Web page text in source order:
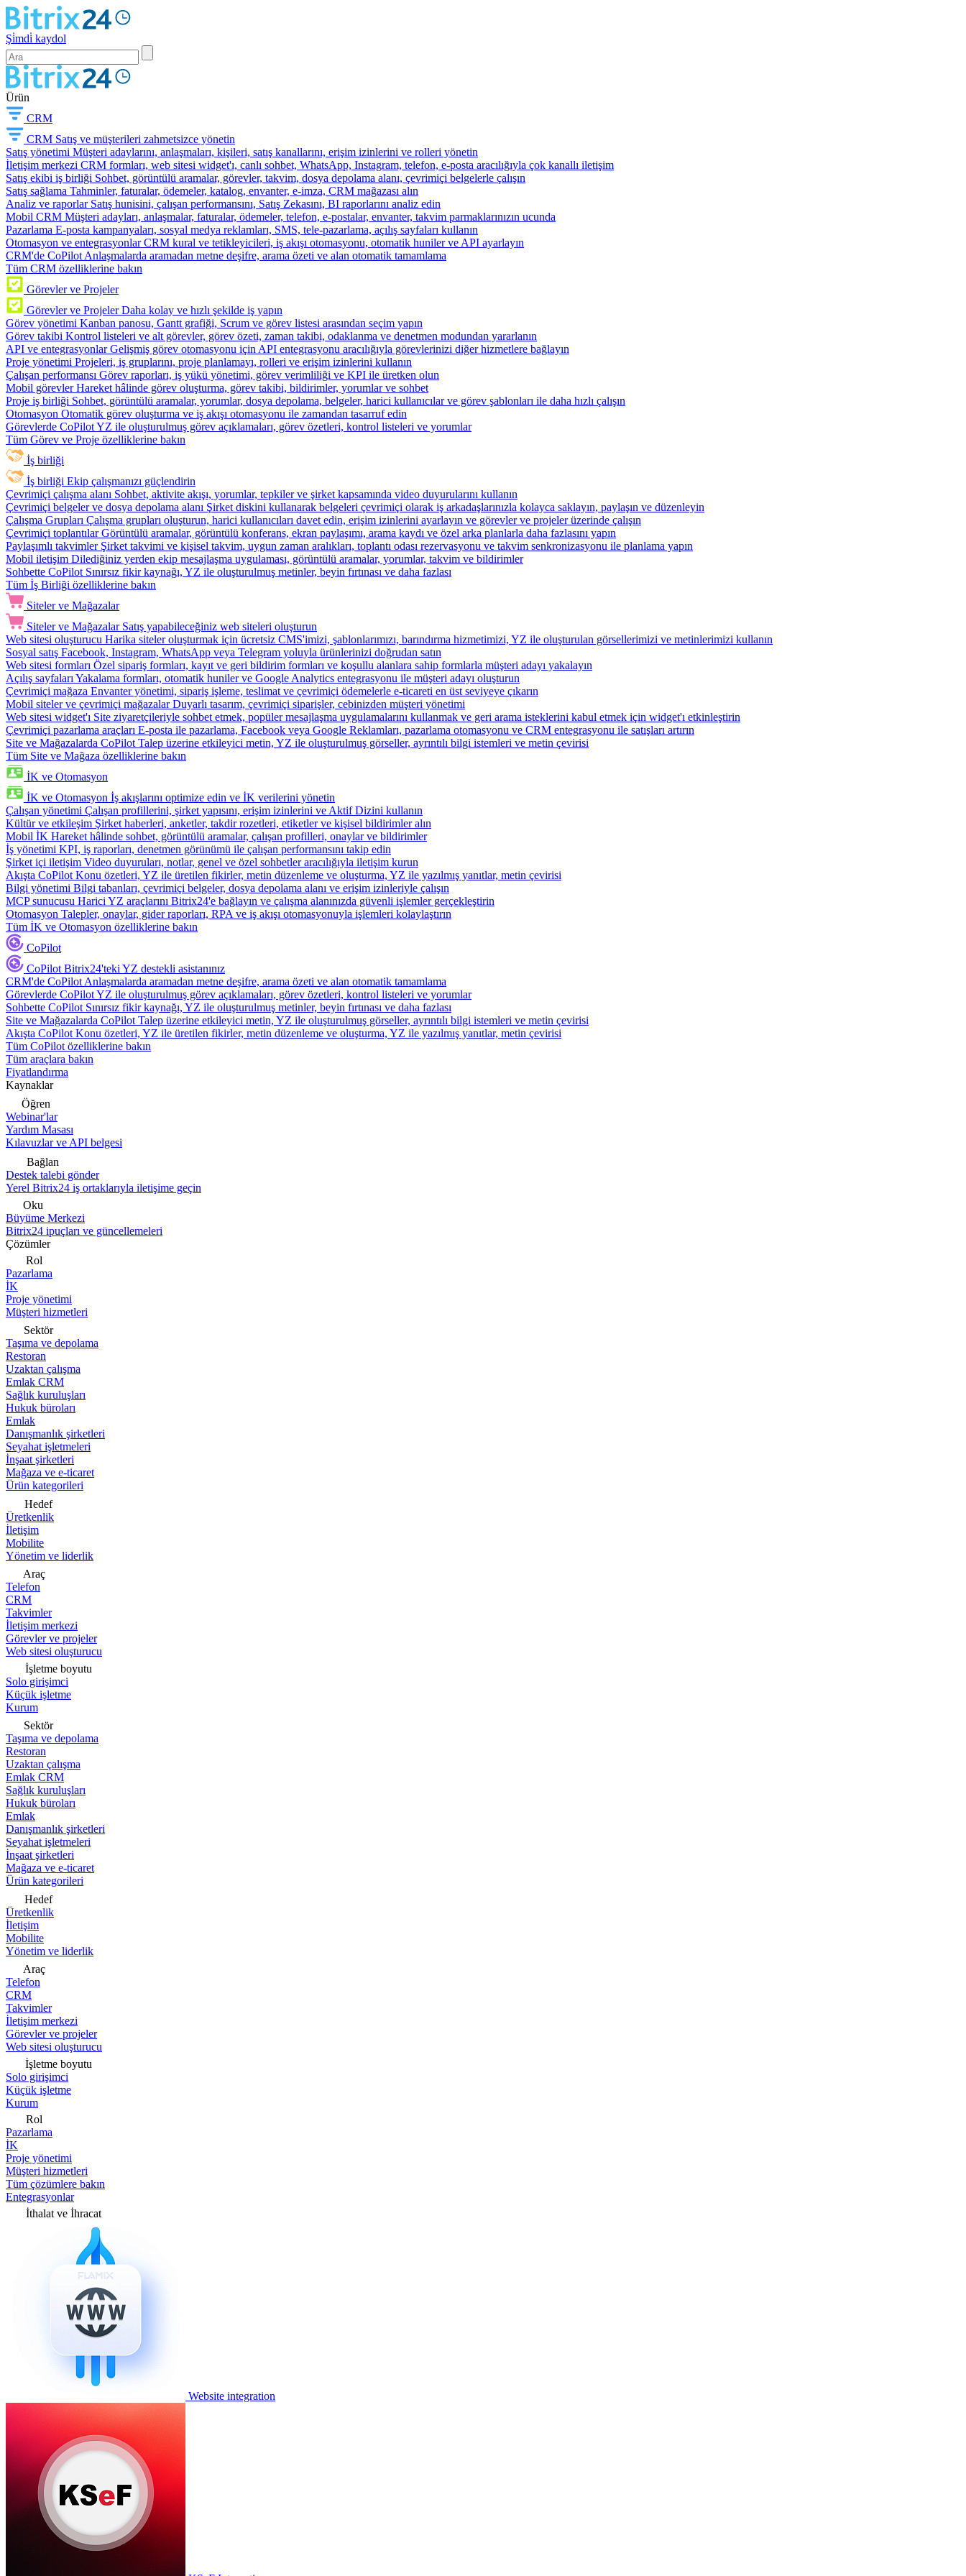
Şi̇mdi̇ kaydol
Ürün
CRM
CRM Satış ve müşterileri zahmetsizce yönetin
Satış yönetimi Müşteri adaylarını, anlaşmaları, kişileri, satış kanallarını, erişim izinlerini ve rolleri yönetin
İletişim merkezi CRM formları, web sitesi widget'ı, canlı sohbet, WhatsApp, Instagram, telefon, e-posta aracılığıyla çok kanallı iletişim
Satış ekibi iş birliği Sohbet, görüntülü aramalar, görevler, takvim, dosya depolama alanı, çevrimiçi belgelerle çalışın
Satış sağlama Tahminler, faturalar, ödemeler, katalog, envanter, e-imza, CRM mağazası alın
Analiz ve raporlar Satış hunisini, çalışan performansını, Satış Zekasını, BI raporlarını analiz edin
Mobil CRM Müşteri adayları, anlaşmalar, faturalar, ödemeler, telefon, e-postalar, envanter, takvim parmaklarınızın ucunda
Pazarlama E-posta kampanyaları, sosyal medya reklamları, SMS, tele-pazarlama, açılış sayfaları kullanın
Otomasyon ve entegrasyonlar CRM kural ve tetikleyicileri, iş akışı otomasyonu, otomatik huniler ve API ayarlayın
CRM'de CoPilot Anlaşmalarda aramadan metne deşifre, arama özeti ve alan otomatik tamamlama
Tüm CRM özelliklerine bakın
Görevler ve Projeler
Görevler ve Projeler Daha kolay ve hızlı şekilde iş yapın
Görev yönetimi Kanban panosu, Gantt grafiği, Scrum ve görev listesi arasından seçim yapın
Görev takibi Kontrol listeleri ve alt görevler, görev özeti, zaman takibi, odaklanma ve denetmen modundan yararlanın
API ve entegrasyonlar Gelişmiş görev otomasyonu için API entegrasyonu aracılığıyla görevlerinizi diğer hizmetlere bağlayın
Proje yönetimi Projeleri, iş gruplarını, proje planlamayı, rolleri ve erişim izinlerini kullanın
Çalışan performansı Görev raporları, iş yükü yönetimi, görev verimliliği ve KPI ile üretken olun
Mobil görevler Hareket hâlinde görev oluşturma, görev takibi, bildirimler, yorumlar ve sohbet
Proje iş birliği Sohbet, görüntülü aramalar, yorumlar, dosya depolama, belgeler, harici kullanıcılar ve görev şablonları ile daha hızlı çalışın
Otomasyon Otomatik görev oluşturma ve iş akışı otomasyonu ile zamandan tasarruf edin
Görevlerde CoPilotYZ ile oluşturulmuş görev açıklamaları, görev özetleri, kontrol listeleri ve yorumlar
Tüm Görev ve Proje özelliklerine bakın
İş birliği
İş birliği Ekip çalışmanızı güçlendirin
Çevrimiçi çalışma alanı Sohbet, aktivite akışı, yorumlar, tepkiler ve şirket kapsamında video duyurularını kullanın
Çevrimiçi belgeler ve dosya depolama alanı Şirket diskini kullanarak belgeleri çevrimiçi olarak iş arkadaşlarınızla kolayca saklayın, paylaşın ve düzenleyin
Çalışma Grupları Çalışma grupları oluşturun, harici kullanıcıları davet edin, erişim izinlerini ayarlayın ve görevler ve projeler üzerinde çalışın
Çevrimiçi toplantılar Görüntülü aramalar, görüntülü konferans, ekran paylaşımı, arama kaydı ve özel arka planlarla daha fazlasını yapın
Paylaşımlı takvimler Şirket takvimi ve kişisel takvim, uygun zaman aralıkları, toplantı odası rezervasyonu ve takvim senkronizasyonu ile planlama yapın
Mobil iletişim Dilediğiniz yerden ekip mesajlaşma uygulaması, görüntülü aramalar, yorumlar, takvim ve bildirimler
Sohbette CoPilot Sınırsız fikir kaynağı, YZ ile oluşturulmuş metinler, beyin fırtınası ve daha fazlası
Tüm İş Birliği özelliklerine bakın
Siteler ve Mağazalar
Siteler ve Mağazalar Satış yapabileceğiniz web siteleri oluşturun
Web sitesi oluşturucu Harika siteler oluşturmak için ücretsiz CMS'imizi, şablonlarımızı, barındırma hizmetimizi, YZ ile oluşturulan görsellerimizi ve metinlerimizi kullanın
Sosyal satış Facebook, Instagram, WhatsApp veya Telegram yoluyla ürünlerinizi doğrudan satın
Web sitesi formları Özel sipariş formları, kayıt ve geri bildirim formları ve koşullu alanlara sahip formlarla müşteri adayı yakalayın
Açılış sayfaları Yakalama formları, otomatik huniler ve Google Analytics entegrasyonu ile müşteri adayı oluşturun
Çevrimiçi mağaza Envanter yönetimi, sipariş işleme, teslimat ve çevrimiçi ödemelerle e-ticareti en üst seviyeye çıkarın
Mobil siteler ve çevrimiçi mağazalar Duyarlı tasarım, çevrimiçi siparişler, cebinizden müşteri yönetimi
Web sitesi widget'ı Site ziyaretçileriyle sohbet etmek, popüler mesajlaşma uygulamalarını kullanmak ve geri arama isteklerini kabul etmek için widget'ı etkinleştirin
Çevrimiçi pazarlama araçları E-posta ile pazarlama, Facebook veya Google Reklamları, pazarlama otomasyonu ve CRM entegrasyonu ile satışları artırın
Site ve Mağazalarda CoPilot Talep üzerine etkileyici metin, YZ ile oluşturulmuş görseller, ayrıntılı bilgi istemleri ve metin çevirisi
Tüm Site ve Mağaza özelliklerine bakın
İK ve Otomasyon
İK ve Otomasyon İş akışlarını optimize edin ve İK verilerini yönetin
Çalışan yönetimi Çalışan profillerini, şirket yapısını, erişim izinlerini ve Aktif Dizini kullanın
Kültür ve etkileşim Şirket haberleri, anketler, takdir rozetleri, etiketler ve kişisel bildirimler alın
Mobil İK Hareket hâlinde sohbet, görüntülü aramalar, çalışan profilleri, onaylar ve bildirimler
İş yönetimi KPI, iş raporları, denetmen görünümü ile çalışan performansını takip edin
Şirket içi iletişim Video duyuruları, notlar, genel ve özel sohbetler aracılığıyla iletişim kurun
Akışta CoPilot Konu özetleri, YZ ile üretilen fikirler, metin düzenleme ve oluşturma, YZ ile yazılmış yanıtlar, metin çevirisi
Bilgi yönetimi Bilgi tabanları, çevrimiçi belgeler, dosya depolama alanı ve erişim izinleriyle çalışın
MCP sunucusu Harici YZ araçlarını Bitrix24'e bağlayın ve çalışma alanınızda güvenli işlemler gerçekleştirin
Otomasyon Talepler, onaylar, gider raporları, RPA ve iş akışı otomasyonuyla işlemleri kolaylaştırın
Tüm İK ve Otomasyon özelliklerine bakın
CoPilot
CoPilot Bitrix24'teki YZ destekli asistanınız
CRM'de CoPilot Anlaşmalarda aramadan metne deşifre, arama özeti ve alan otomatik tamamlama
Görevlerde CoPilotYZ ile oluşturulmuş görev açıklamaları, görev özetleri, kontrol listeleri ve yorumlar
Sohbette CoPilot Sınırsız fikir kaynağı, YZ ile oluşturulmuş metinler, beyin fırtınası ve daha fazlası
Site ve Mağazalarda CoPilot Talep üzerine etkileyici metin, YZ ile oluşturulmuş görseller, ayrıntılı bilgi istemleri ve metin çevirisi
Akışta CoPilot Konu özetleri, YZ ile üretilen fikirler, metin düzenleme ve oluşturma, YZ ile yazılmış yanıtlar, metin çevirisi
Tüm CoPilot özelliklerine bakın
Tüm araçlara bakın
Fiyatlandırma
Kaynaklar
Öğren
Webinar'lar
Yardım Masası
Kılavuzlar ve API belgesi
Bağlan
Destek talebi gönder
Yerel Bitrix24 iş ortaklarıyla iletişime geçin
Oku
Büyüme Merkezi
Bitrix24 ipuçları ve güncellemeleri
Çözümler
Rol
Pazarlama
İK
Proje yönetimi
Müşteri hizmetleri
Sektör
Taşıma ve depolama
Restoran
Uzaktan çalışma
Emlak CRM
Sağlık kuruluşları
Hukuk büroları
Emlak
Danışmanlık şirketleri
Seyahat işletmeleri
İnşaat şirketleri
Mağaza ve e-ticaret
Ürün kategorileri
Hedef
Üretkenlik
İletişim
Mobilite
Yönetim ve liderlik
Araç
Telefon
CRM
Takvimler
İletişim merkezi
Görevler ve projeler
Web sitesi oluşturucu
İşletme boyutu
Solo girişimci
Küçük işletme
Kurum
Sektör
Taşıma ve depolama
Restoran
Uzaktan çalışma
Emlak CRM
Sağlık kuruluşları
Hukuk büroları
Emlak
Danışmanlık şirketleri
Seyahat işletmeleri
İnşaat şirketleri
Mağaza ve e-ticaret
Ürün kategorileri
Hedef
Üretkenlik
İletişim
Mobilite
Yönetim ve liderlik
Araç
Telefon
CRM
Takvimler
İletişim merkezi
Görevler ve projeler
Web sitesi oluşturucu
İşletme boyutu
Solo girişimci
Küçük işletme
Kurum
Rol
Pazarlama
İK
Proje yönetimi
Müşteri hizmetleri
Tüm çözümlere bakın
Entegrasyonlar
İthalat ve İhracat
Website integration